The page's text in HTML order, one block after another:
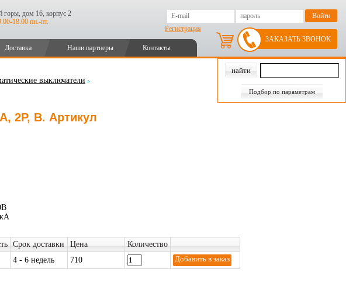
горы, дом 16, корпус 2
18.00 пн.-пт.
Регистрация
Доставка Наши партнеры Контакты
ЗАКАЗАТЬ ЗВОНОК
Подбор по параметрам
выключатели
2P, B. Артикул
Срок доставки Цена
Количество
4 - 6 недель 710